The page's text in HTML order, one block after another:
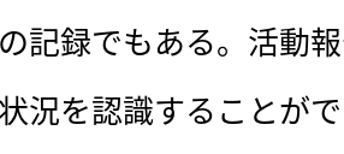
記録でもある。活動
況を認識することが